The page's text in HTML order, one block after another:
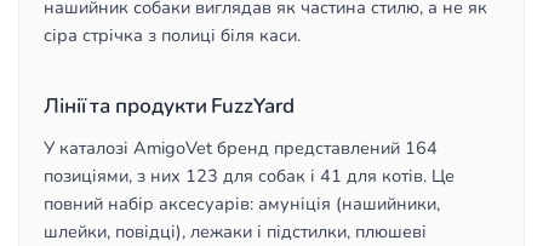
нашийник собаки виглядав як частина стилю, а не як
сіра стрічка з полиці біля каси.
Лінії та продукти FuzzYard
У каталозі AmigoVet бренд представлений 164
позиціями, з них 123 для собак і 41 для котів. Це
повний набір аксесуарів: амуніція (нашийники,
шлейки, повідці), лежаки і підстилки, плюшеві